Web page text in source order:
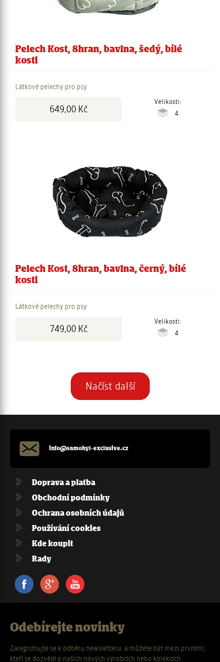
Pelech Kost, 8hran, bavlna, šedý, bílé
kosti
Látkové pelechy pro psy
649,00 Kč
Velikosti:
4
Pelech Kost, 8hran, bavlna, černý, bílé
kosti
Látkové pelechy pro psy
749,00 Kč
Velikosti:
4
Stránkování
Načíst další
info@samohyl-exclusive.cz
Doprava a platba
Obchodní podmínky
Ochrana osobních údajů
Používání cookies
Kde koupit
Rady
FacebookGoogle+
Odebírejte novinky
Zaregistrujte se k odběru newsletteru, a můžete být mezi prvními,
kteří se dozvědí o našich nových výrobcích nebo kolekcích.